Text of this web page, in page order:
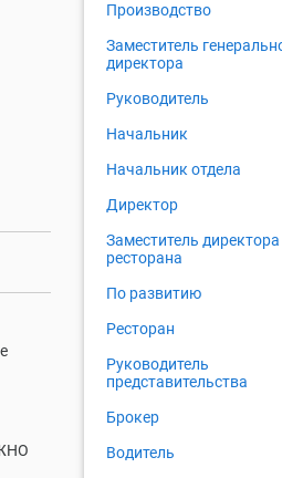
Производство
Заместитель
директора
Руководитель
Начальник
Начальник отдела
Директор
Заместитель директора
ресторана
По развитию
Ресторан
Руководитель
представительства
Брокер
Водитель